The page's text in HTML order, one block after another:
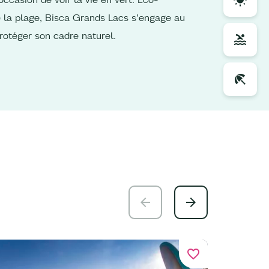
plage, Bisca Grands Lacs s’engage au
son cadre naturel.
favorite_border